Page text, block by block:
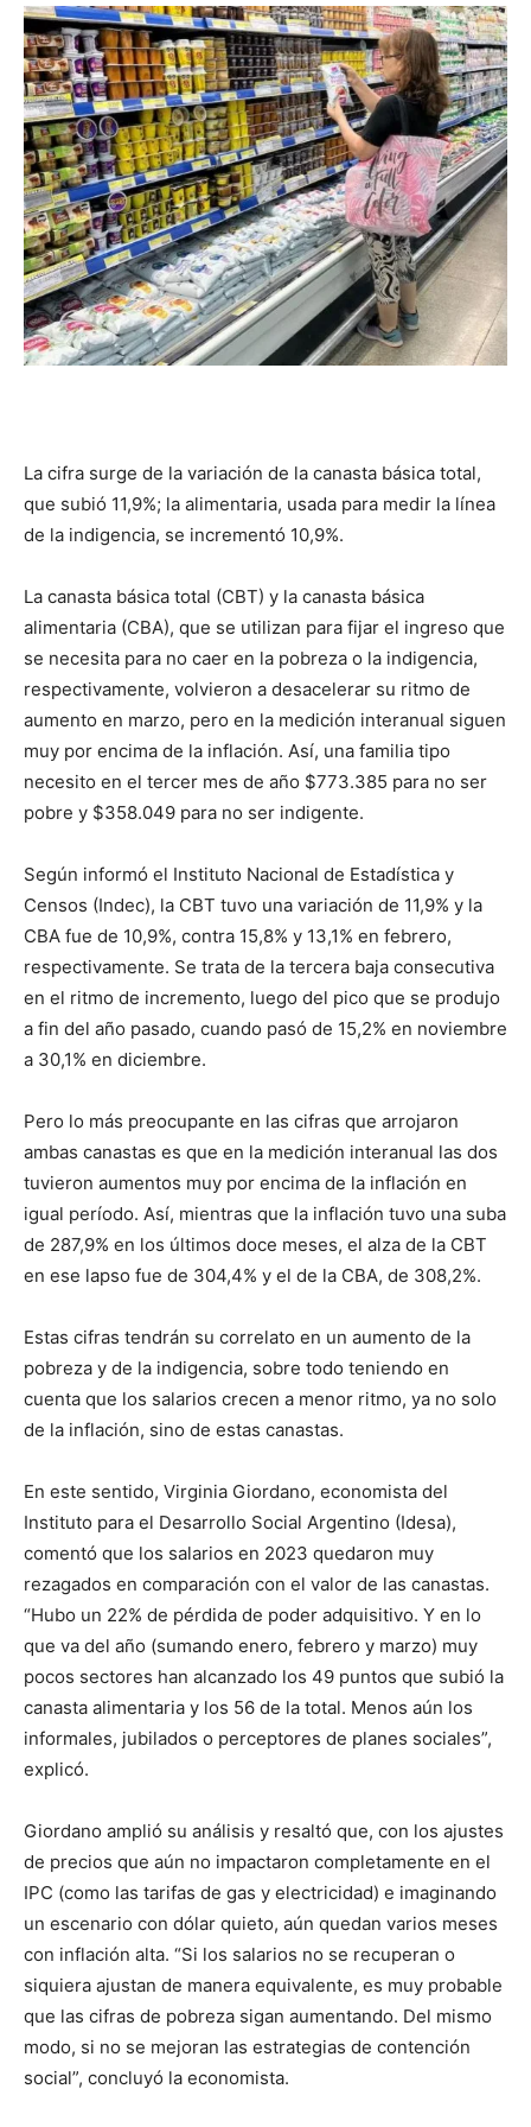
::
La
Verdad
lo
que
se
La cifra surge de la variación de la canasta básica total,
que subió 11,9%; la alimentaria, usada para medir la línea
de la indigencia, se incrementó 10,9%.
La canasta básica total (CBT) y la canasta básica
alimentaria (CBA), que se utilizan para fijar el ingreso que
se necesita para no caer en la pobreza o la indigencia,
respectivamente, volvieron a desacelerar su ritmo de
aumento en marzo, pero en la medición interanual siguen
muy por encima de la inflación. Así, una familia tipo
necesito en el tercer mes de año $773.385 para no ser
pobre y $358.049 para no ser indigente.
Según informó el Instituto Nacional de Estadística y
Censos (Indec), la CBT tuvo una variación de 11,9% y la
CBA fue de 10,9%, contra 15,8% y 13,1% en febrero,
respectivamente. Se trata de la tercera baja consecutiva
en el ritmo de incremento, luego del pico que se produjo
a fin del año pasado, cuando pasó de 15,2% en noviembre
a 30,1% en diciembre.
Pero lo más preocupante en las cifras que arrojaron
ambas canastas es que en la medición interanual las dos
tuvieron aumentos muy por encima de la inflación en
igual período. Así, mientras que la inflación tuvo una suba
de 287,9% en los últimos doce meses, el alza de la CBT
en ese lapso fue de 304,4% y el de la CBA, de 308,2%.
Estas cifras tendrán su correlato en un aumento de la
pobreza y de la indigencia, sobre todo teniendo en
cuenta que los salarios crecen a menor ritmo, ya no solo
de la inflación, sino de estas canastas.
En este sentido, Virginia Giordano, economista del
Instituto para el Desarrollo Social Argentino (Idesa),
comentó que los salarios en 2023 quedaron muy
rezagados en comparación con el valor de las canastas.
“Hubo un 22% de pérdida de poder adquisitivo. Y en lo
que va del año (sumando enero, febrero y marzo) muy
pocos sectores han alcanzado los 49 puntos que subió la
canasta alimentaria y los 56 de la total. Menos aún los
informales, jubilados o perceptores de planes sociales”,
explicó.
Giordano amplió su análisis y resaltó que, con los ajustes
de precios que aún no impactaron completamente en el
IPC (como las tarifas de gas y electricidad) e imaginando
un escenario con dólar quieto, aún quedan varios meses
con inflación alta. “Si los salarios no se recuperan o
siquiera ajustan de manera equivalente, es muy probable
que las cifras de pobreza sigan aumentando. Del mismo
modo, si no se mejoran las estrategias de contención
social”, concluyó la economista.